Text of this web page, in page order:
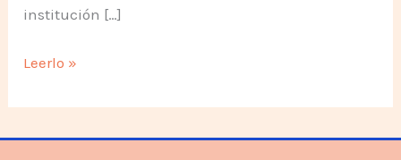
institución […]
Historia
la
Comunidad
Leerlo »